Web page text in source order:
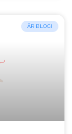
ÄRIBLOGI